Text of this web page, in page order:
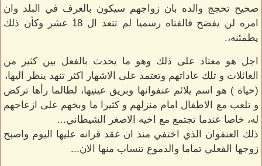
صحيح تحجج والده بان زواجهم سيكون بالعرف في البلد وان
امره لن يفضح فالفتاه رسميا لم تتعد ال 18 عشر وكأن ذلك
يطمئنه،.
اجل هو معتاد على ذلك وهو ما يحدث بالفعل بين كثير من
العائلات و تلك عاداتهم وتعتمد على الاشهار اكثر تنهد ينظر اليها،
(حياة ) هو اسم يلائم عنفوانها وبريق عينيها، لطالما رأها تركض
و تلعب مع الاطفال امام منزلهم و كثيرا ما وبخهم على ازعاجهم
له، خاصا عندما تجتمع مع اخيه الاصغر الشيطاني...
ذلك العنفوان الذي اختفي منذ ان عقد قرانه عليها اليوم واصبح
زوجها الفعلي تماما والدموع تنساب منها الان...